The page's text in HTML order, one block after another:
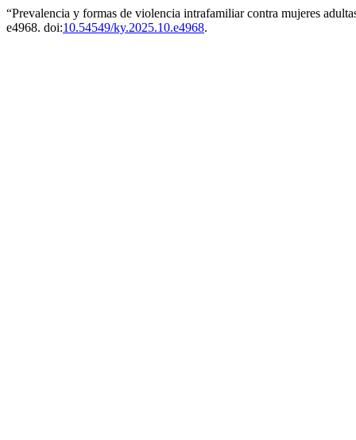
“Prevalencia y formas de violencia intrafamiliar contra mujeres
e4968. doi:10.54549/ky.2025.10.e4968.